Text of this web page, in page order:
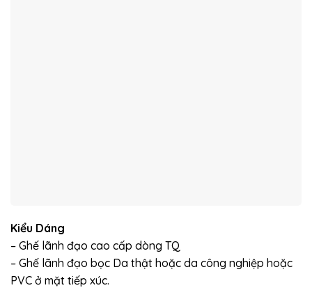
Kiểu Dáng
– Ghế lãnh đạo cao cấp dòng TQ
– Ghế lãnh đạo bọc Da thật hoặc da công nghiệp hoặc
PVC ở mặt tiếp xúc.